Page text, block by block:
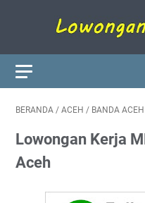
BERANDA / ACEH / BANDA ACEH
Lowongan Kerja
Aceh